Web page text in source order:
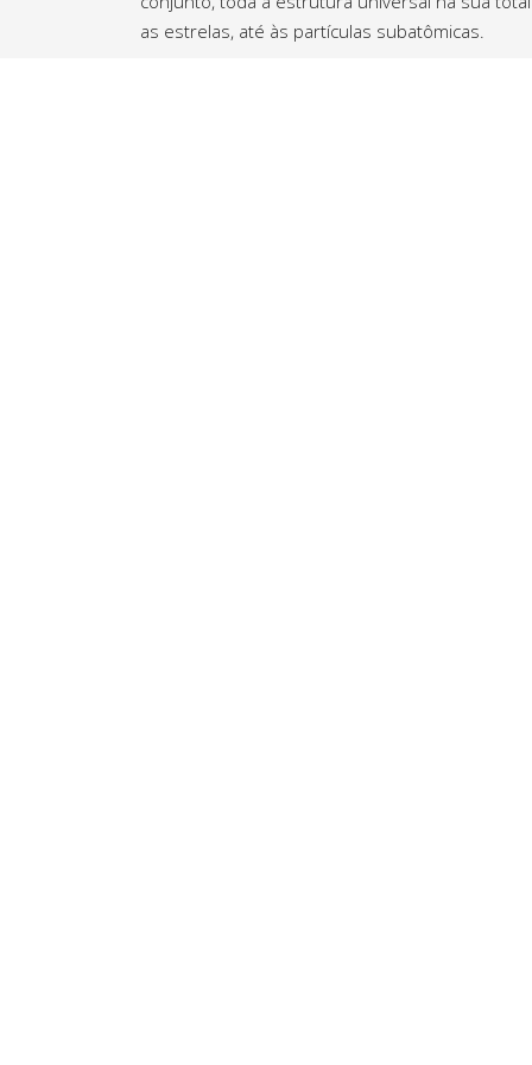
as estrelas, até às partículas subatômicas.